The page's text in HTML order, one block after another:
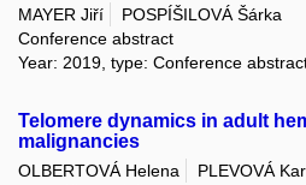
MAYER Jiří
POSPÍŠILOVÁ Šárka
Conference abstract
Year: 2019, type: Conference
Telomere dynamics in adult
malignancies
OLBERTOVÁ Helena PLEVOVÁ